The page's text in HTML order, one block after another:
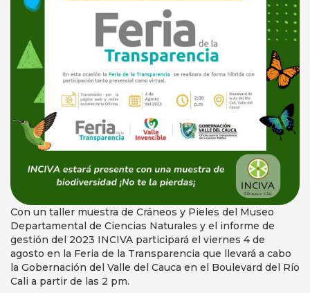
Con un taller muestra de Cráneos y Pieles del Museo
Departamental de Ciencias Naturales y el informe de
gestión del 2023 INCIVA participará el viernes 4 de
agosto en la Feria de la Transparencia que llevará a cabo
la Gobernación del Valle del Cauca en el Boulevard del Río
Cali a partir de las 2 pm.